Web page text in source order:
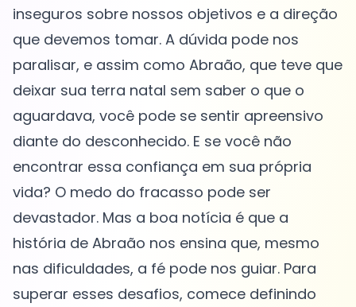
inseguros sobre nossos objetivos e a direção
que devemos tomar. A dúvida pode nos
paralisar, e assim como Abraão, que teve que
deixar sua terra natal sem saber o que o
aguardava, você pode se sentir apreensivo
diante do desconhecido. E se você não
encontrar essa confiança em sua própria
vida? O medo do fracasso pode ser
devastador. Mas a boa notícia é que a
história de Abraão nos ensina que, mesmo
nas dificuldades, a fé pode nos guiar. Para
superar esses desafios, comece definindo